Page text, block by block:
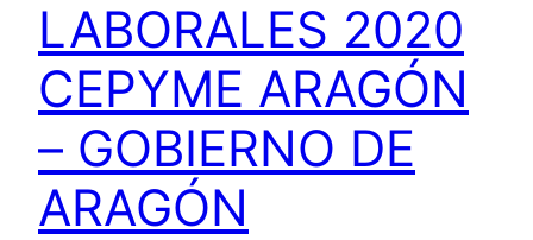
LABORALES 2020
CEPYME ARAGÓN
– GOBIERNO DE
ARAGÓN